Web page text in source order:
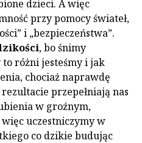
dzieci. A więc
przy pomocy świateł,
i „bezpieczeństwa”.
, bo śnimy
różni jesteśmy i jak
chociaż naprawdę
przepełniają nas
w groźnym,
uczestniczymy w
co dzikie budując